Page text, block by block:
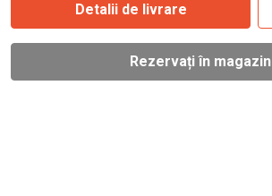
Detalii de livrare
Rezervați în magazin